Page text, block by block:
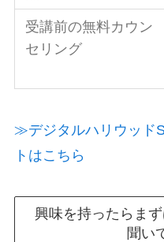
受講前の無料カウン
セリング
≫デジタルハリウッド
トはこちら
興味を持ったらま
聞い